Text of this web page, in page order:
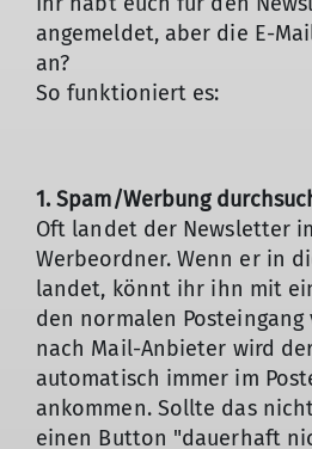
angemeldet, aber die E-
an?
So funktioniert es:
1. Spam/Werbung
Oft landet der Newsletter
Werbeordner. Wenn er in
landet, könnt ihr ihn mit
den normalen Posteingang
nach Mail-Anbieter wird
automatisch immer im
ankommen. Sollte das
einen Button "dauerhaft